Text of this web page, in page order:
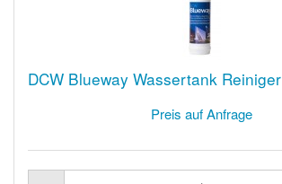
DCW Blueway Wassertank Reiniger
Preis auf Anfrage